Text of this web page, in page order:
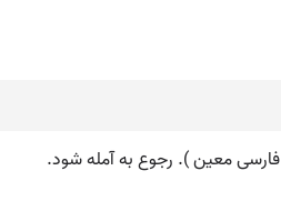
معین ). رجوع به آمله شود.